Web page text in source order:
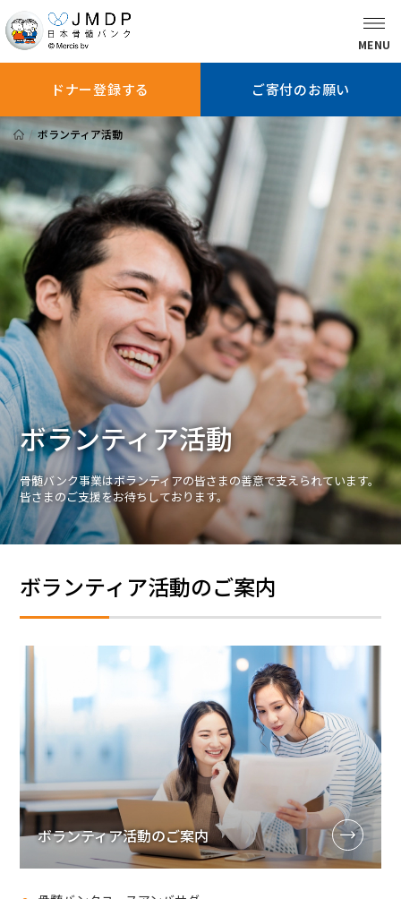
MENU
ドナー登録する ご寄付のお願い
骨髄バンクに
ついて知る
ドナー登録を
お考えの方へ
ドナー登録
している方へ
ドナー登録する ご寄付のお願い
患者さんへ
医師の方へ
ボランティア活動
法人情報
インフォメーション
お問い合わせ Q＆A English
ボランティア活動
ボランティア活動
骨髄バンク事業はボランティアの皆さまの善意で支えられています。
皆さまのご支援をお待ちしております。
ボランティア活動のご案内
ボランティア活動のご案内